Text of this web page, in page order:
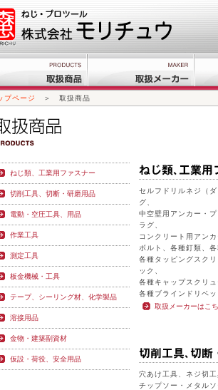
プページ ＞ 取扱商品
ねじ類、工業用ファスナー
切削工具、切断・研磨用品
電動・空圧工具、用品
作業工具
測定工具
板金機械・工具
テープ、シーリング材、化学製品
溶接用品
金物・建築副資材
仮設・荷役、安全用品
セルフドリルネジ（
グ、
中空壁用アンカー・
ラグ、
コンクリート用アン
ボルト、各種釘類、
各種タッピングスク
ック、
各種キャップスクリ
各種ブラインドリベ
取扱メーカーはこ
穴あけ工具、ネジ切
チップソー・メタル